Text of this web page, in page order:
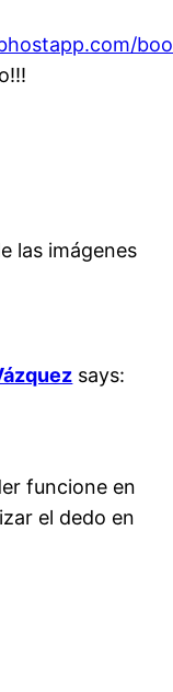
las imágenes
says:
funcione en
el dedo en